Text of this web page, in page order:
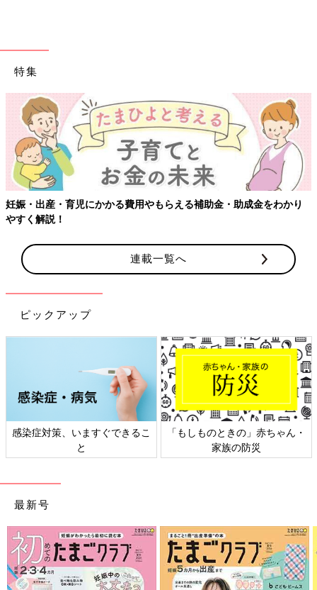
特集
金をわかり 【ワクチン接種できるものも】妊婦の感染症対策、知
連載一覧へ
ピックアップ
の」赤ちゃん・
日本外来小児科学会リーフレッ
六星占術 細木
最新号